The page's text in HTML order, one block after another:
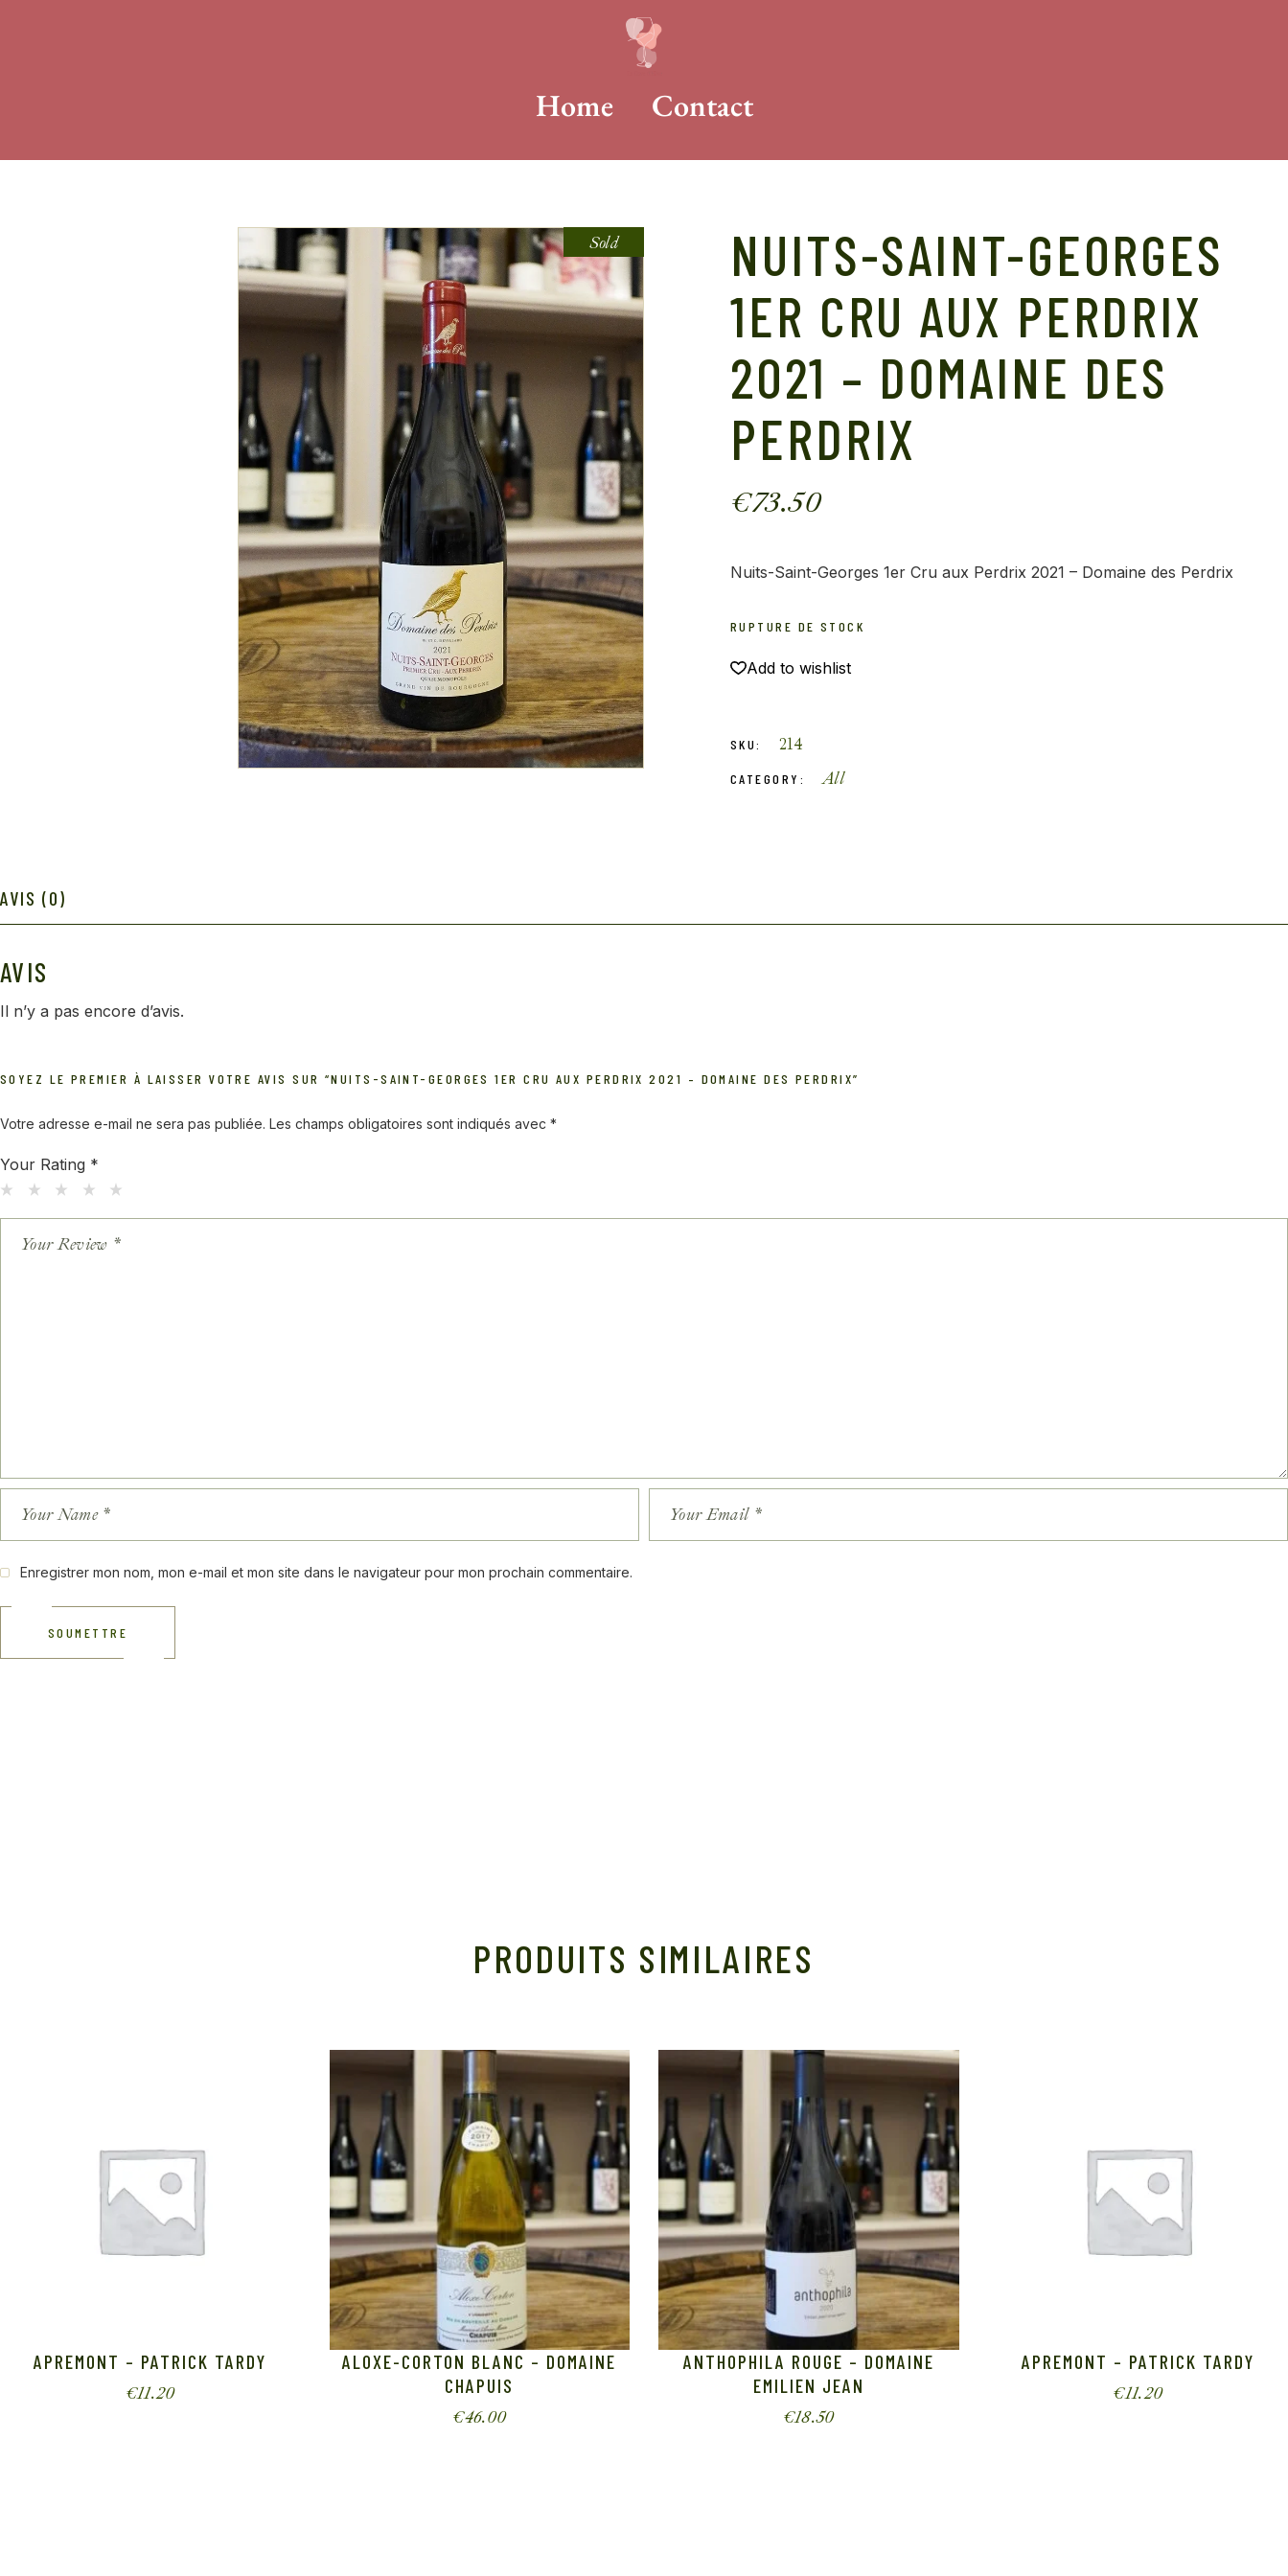
Home Contact
Sold
NUITS-SAINT-GEORGES
1ER CRU AUX PERDRIX
2021 – DOMAINE DES
PERDRIX
€73.50
Nuits-Saint-Georges 1er Cru aux Perdrix 2021 – Domaine des Perdrix
RUPTURE DE STOCK
Add to wishlist
SKU: 214
CATEGORY: All
AVIS (0)
AVIS
Il n’y a pas encore d’avis.
SOYEZ LE PREMIER À LAISSER VOTRE AVIS SUR “NUITS-SAINT-GEORGES 1ER CRU AUX PERDRIX 2021 – DOMAINE DES PERDRIX”
Votre adresse e-mail ne sera pas publiée. Les champs obligatoires sont indiqués avec *
Your Rating *
Enregistrer mon nom, mon e-mail et mon site dans le navigateur pour mon prochain commentaire.
SOUMETTRE
PRODUITS SIMILAIRES
APREMONT – PATRICK TARDY
€11.20
ALOXE-CORTON BLANC – DOMAINE
CHAPUIS
€46.00
ANTHOPHILA ROUGE – DOMAINE
EMILIEN JEAN
€18.50
APREMONT – PATRICK TARDY
€11.20